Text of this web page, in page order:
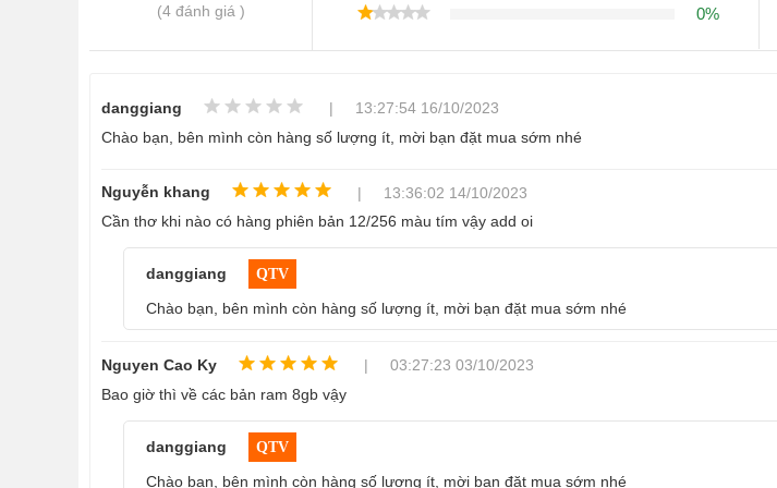
(4 đánh giá )
0%
danggiang
| 13:27:54 16/10/2023
Chào bạn, bên mình còn hàng số lượng ít, mời bạn đặt mua sớm nhé
Nguyễn khang
| 13:36:02 14/10/2023
Cần thơ khi nào có hàng phiên bản 12/256 màu tím vậy add oi
danggiang QTV
Chào bạn, bên mình còn hàng số lượng ít, mời bạn đặt mua sớm nhé
Nguyen Cao Ky
| 03:27:23 03/10/2023
Bao giờ thì về các bản ram 8gb vậy
danggiang QTV
Chào bạn, bên mình còn hàng số lượng ít, mời bạn đặt mua sớm nhé